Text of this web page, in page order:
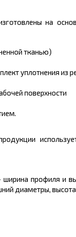
на
тканью)
уплотнения из
поверхности
профиля и
диаметры,